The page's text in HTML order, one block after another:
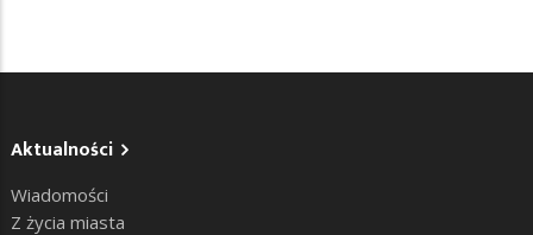
Aktualności
Wiadomości
Z życia miasta